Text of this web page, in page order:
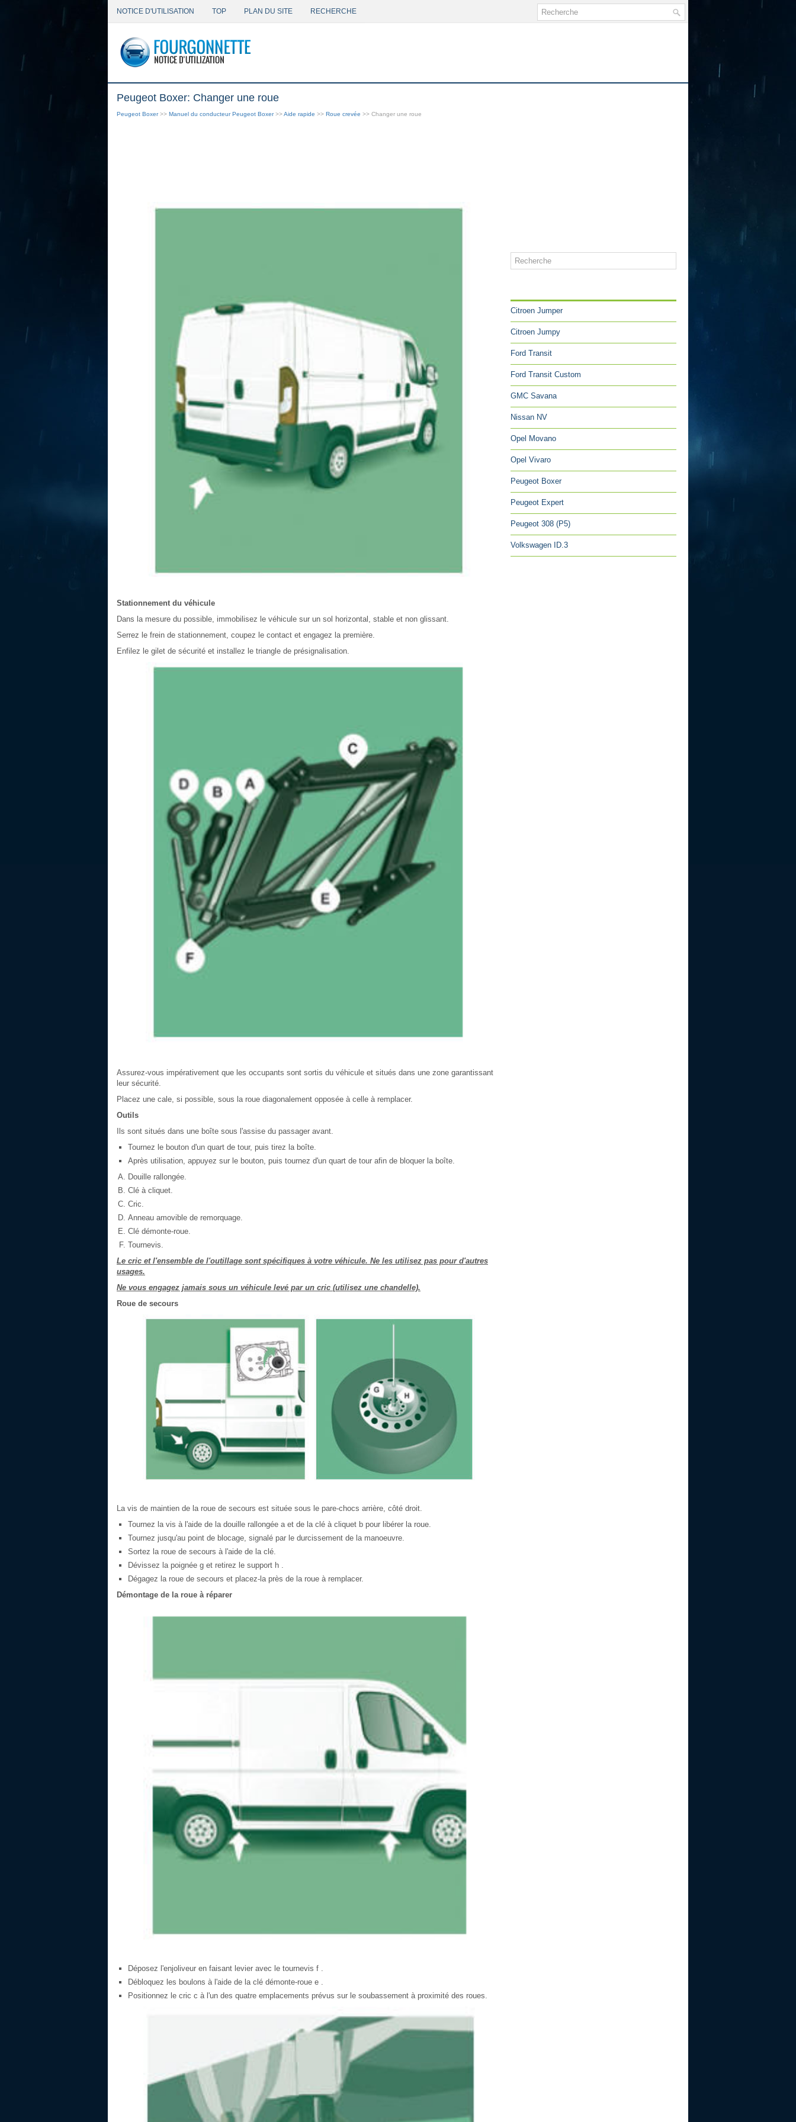
NOTICE D'UTILISATION TOP PLAN DU SITE RECHERCHE
Peugeot Boxer: Changer une roue
Peugeot Boxer>> Manuel du conducteur Peugeot Boxer>>Aide rapide >> Roue crevée >> Changer une roue
Stationnement du véhicule
Dans la mesure du possible, immobilisez le véhicule sur un sol horizontal, stable et non glissant.
Serrez le frein de stationnement, coupez le contact et engagez la première.
Enfilez le gilet de sécurité et installez le triangle de présignalisation.
Assurez-vous impérativement que les occupants sont sortis du véhicule et situés dans une zone garantissant
leur sécurité.
Placez une cale, si possible, sous la roue diagonalement opposée à celle à remplacer.
Outils
Ils sont situés dans une boîte sous l'assise du passager avant.
Tournez le bouton d'un quart de tour, puis tirez la boîte.
Après utilisation, appuyez sur le bouton, puis tournez d'un quart de tour afin de bloquer la boîte.
Douille rallongée.
Clé à cliquet.
Cric.
Anneau amovible de remorquage.
Clé démonte-roue.
Tournevis.
Le cric et l'ensemble de l'outillage sont spécifiques à votre véhicule. Ne les utilisez pas pour d'autres
usages.
Ne vous engagez jamais sous un véhicule levé par un cric (utilisez une chandelle).
Roue de secours
La vis de maintien de la roue de secours est située sous le pare-chocs arrière, côté droit.
Tournez la vis à l'aide de la douille rallongée a et de la clé à cliquet b pour libérer la roue.
Tournez jusqu'au point de blocage, signalé par le durcissement de la manoeuvre.
Sortez la roue de secours à l'aide de la clé.
Dévissez la poignée g et retirez le support h .
Dégagez la roue de secours et placez-la près de la roue à remplacer.
Démontage de la roue à réparer
Déposez l'enjoliveur en faisant levier avec le tournevis f .
Débloquez les boulons à l'aide de la clé démonte-roue e .
Positionnez le cric c à l'un des quatre emplacements prévus sur le soubassement à proximité des roues.
Citroen Jumper
Citroen Jumpy
Ford Transit
Ford Transit Custom
GMC Savana
Nissan NV
Opel Movano
Opel Vivaro
Peugeot Boxer
Peugeot Expert
Peugeot 308 (P5)
Volkswagen ID.3